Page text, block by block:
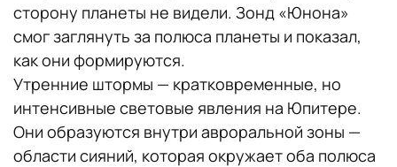
сторону планеты не видели. Зонд «Юнона»
смог заглянуть за полюса планеты и показал,
как они формируются.
Утренние штормы — кратковременные, но
интенсивные световые явления на Юпитере.
Они образуются внутри авроральной зоны —
области сияний, которая окружает оба полюса